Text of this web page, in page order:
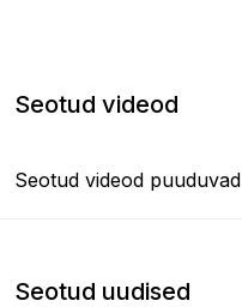
Seotud videod
Seotud videod puuduvad
Seotud uudised